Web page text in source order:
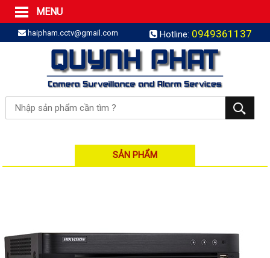
MENU
Trang Chủ
Sản phẩm
SẢN PHẨM TRỌN GÓI
LẮP BÁO TRỘM TRỌN GÓI
LẮP CAMERA TRỌN GÓI
Camera IP
Camera IP KBVISION
Camera IP HIKVISION
Đầu ghi IP | NVR
Đầu ghi IP HIKVISION
haipham.cctv@gmail.com Hotline: 0949361137
SẢN PHẨM